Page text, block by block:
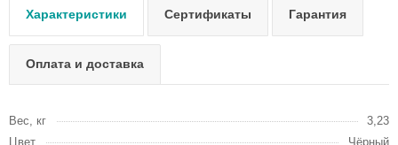
Характеристики Сертификаты Гарантия
Оплата и доставка
Вес, кг
3,23
Цвет
Чёрный